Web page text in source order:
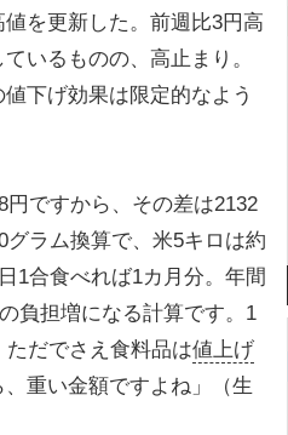
を更新した。前週比3円高
いるものの、高止まり。
値下げ効果は限定的なよう
円ですから、その差は2132
グラム換算で、米5キロは約
1合食べれば1カ月分。年間
負担増になる計算です。1
ただでさえ食料品は値上げ
重い金額ですよね」（生